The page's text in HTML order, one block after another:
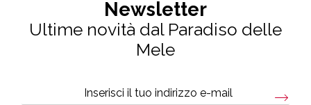
Newsletter
Ultime novità dal Paradiso delle
Mele